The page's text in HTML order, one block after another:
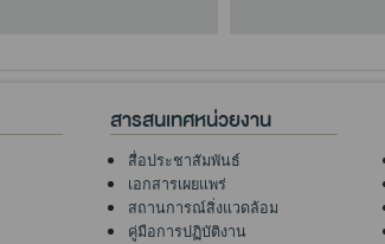
สารสนเทศหน่วยงาน
สื่อประชาสัมพันธ์
เอกสารเผยแพร่
สถานการณ์สิ่งแวดล้อม
คู่มือการปฏิบัติงาน